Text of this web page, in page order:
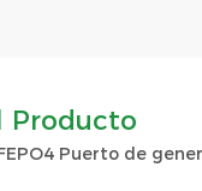
Producto
Puerto de